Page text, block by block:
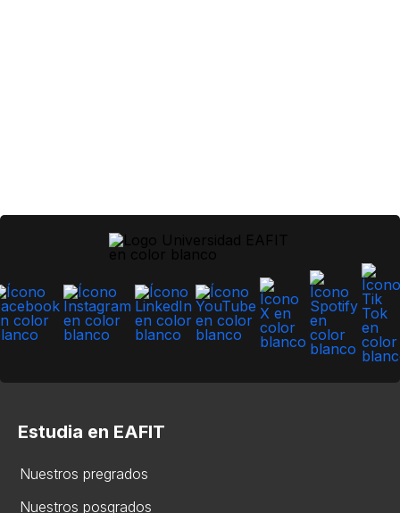
Estudia en EAFIT
Nuestros pregrados
Nuestros posgrados